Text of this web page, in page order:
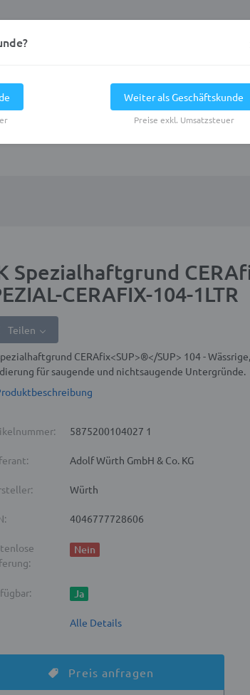
Spezialhaftgrund
CERAFIX-104-1LTR
Teilen
CERAfix<SUP>®</SUP> 104 -
für saugende und nichtsaugende Untergründe.
5875200104027 1
Adolf Würth GmbH & Co. KG
Würth
4046777728606
Nein
Ja
Alle Details
Preis anfragen
Weiter als Geschäftskunde
Preise exkl. Umsatzsteuer